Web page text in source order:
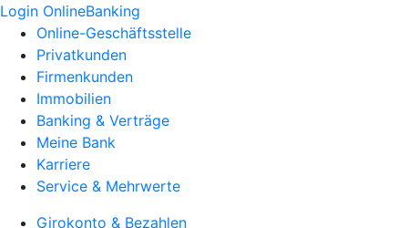
Login OnlineBanking
Online-Geschäftsstelle
Privatkunden
Firmenkunden
Immobilien
Banking & Verträge
Meine Bank
Karriere
Service & Mehrwerte
Girokonto & Bezahlen